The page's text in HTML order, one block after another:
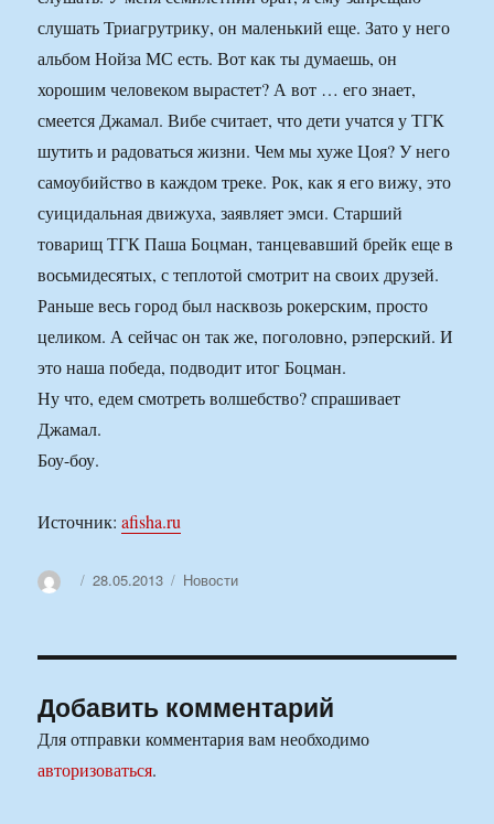
слушать Триагрутрику, он маленький еще. Зато у него
альбом Нойза МС есть. Вот как ты думаешь, он
хорошим человеком вырастет? А вот … его знает,
смеется Джамал. Вибе считает, что дети учатся у ТГК
шутить и радоваться жизни. Чем мы хуже Цоя? У него
самоубийство в каждом треке. Рок, как я его вижу, это
суицидальная движуха, заявляет эмси. Старший
товарищ ТГК Паша Боцман, танцевавший брейк еще в
восьмидесятых, с теплотой смотрит на своих друзей.
Раньше весь город был насквозь рокерским, просто
целиком. А сейчас он так же, поголовно, рэперский. И
это наша победа, подводит итог Боцман.
Ну что, едем смотреть волшебство? спрашивает
Джамал.
Боу-боу.
Источник:afisha.ru
АвторОпубликовано
28.05.2013 Рубрики
Новости
Добавить комментарий
Для отправки комментария вам необходимо
авторизоваться.